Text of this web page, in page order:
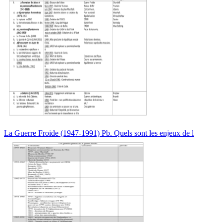
La Guerre Froide (1947-1991) Pb. Quels sont les enjeux de l